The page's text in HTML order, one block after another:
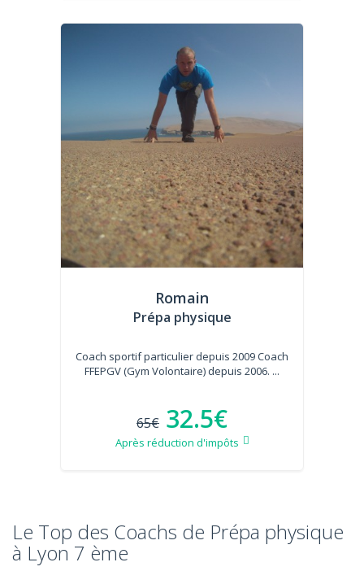
Romain
Prépa physique
Coach sportif particulier depuis 2009 Coach
FFEPGV (Gym Volontaire) depuis 2006. ...
65€ 32.5€
Après réduction d'impôts
Le Top des Coachs de Prépa physique
à Lyon 7 ème